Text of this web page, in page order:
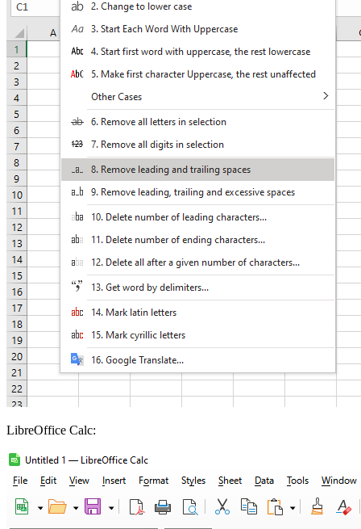
LibreOffice Calc: